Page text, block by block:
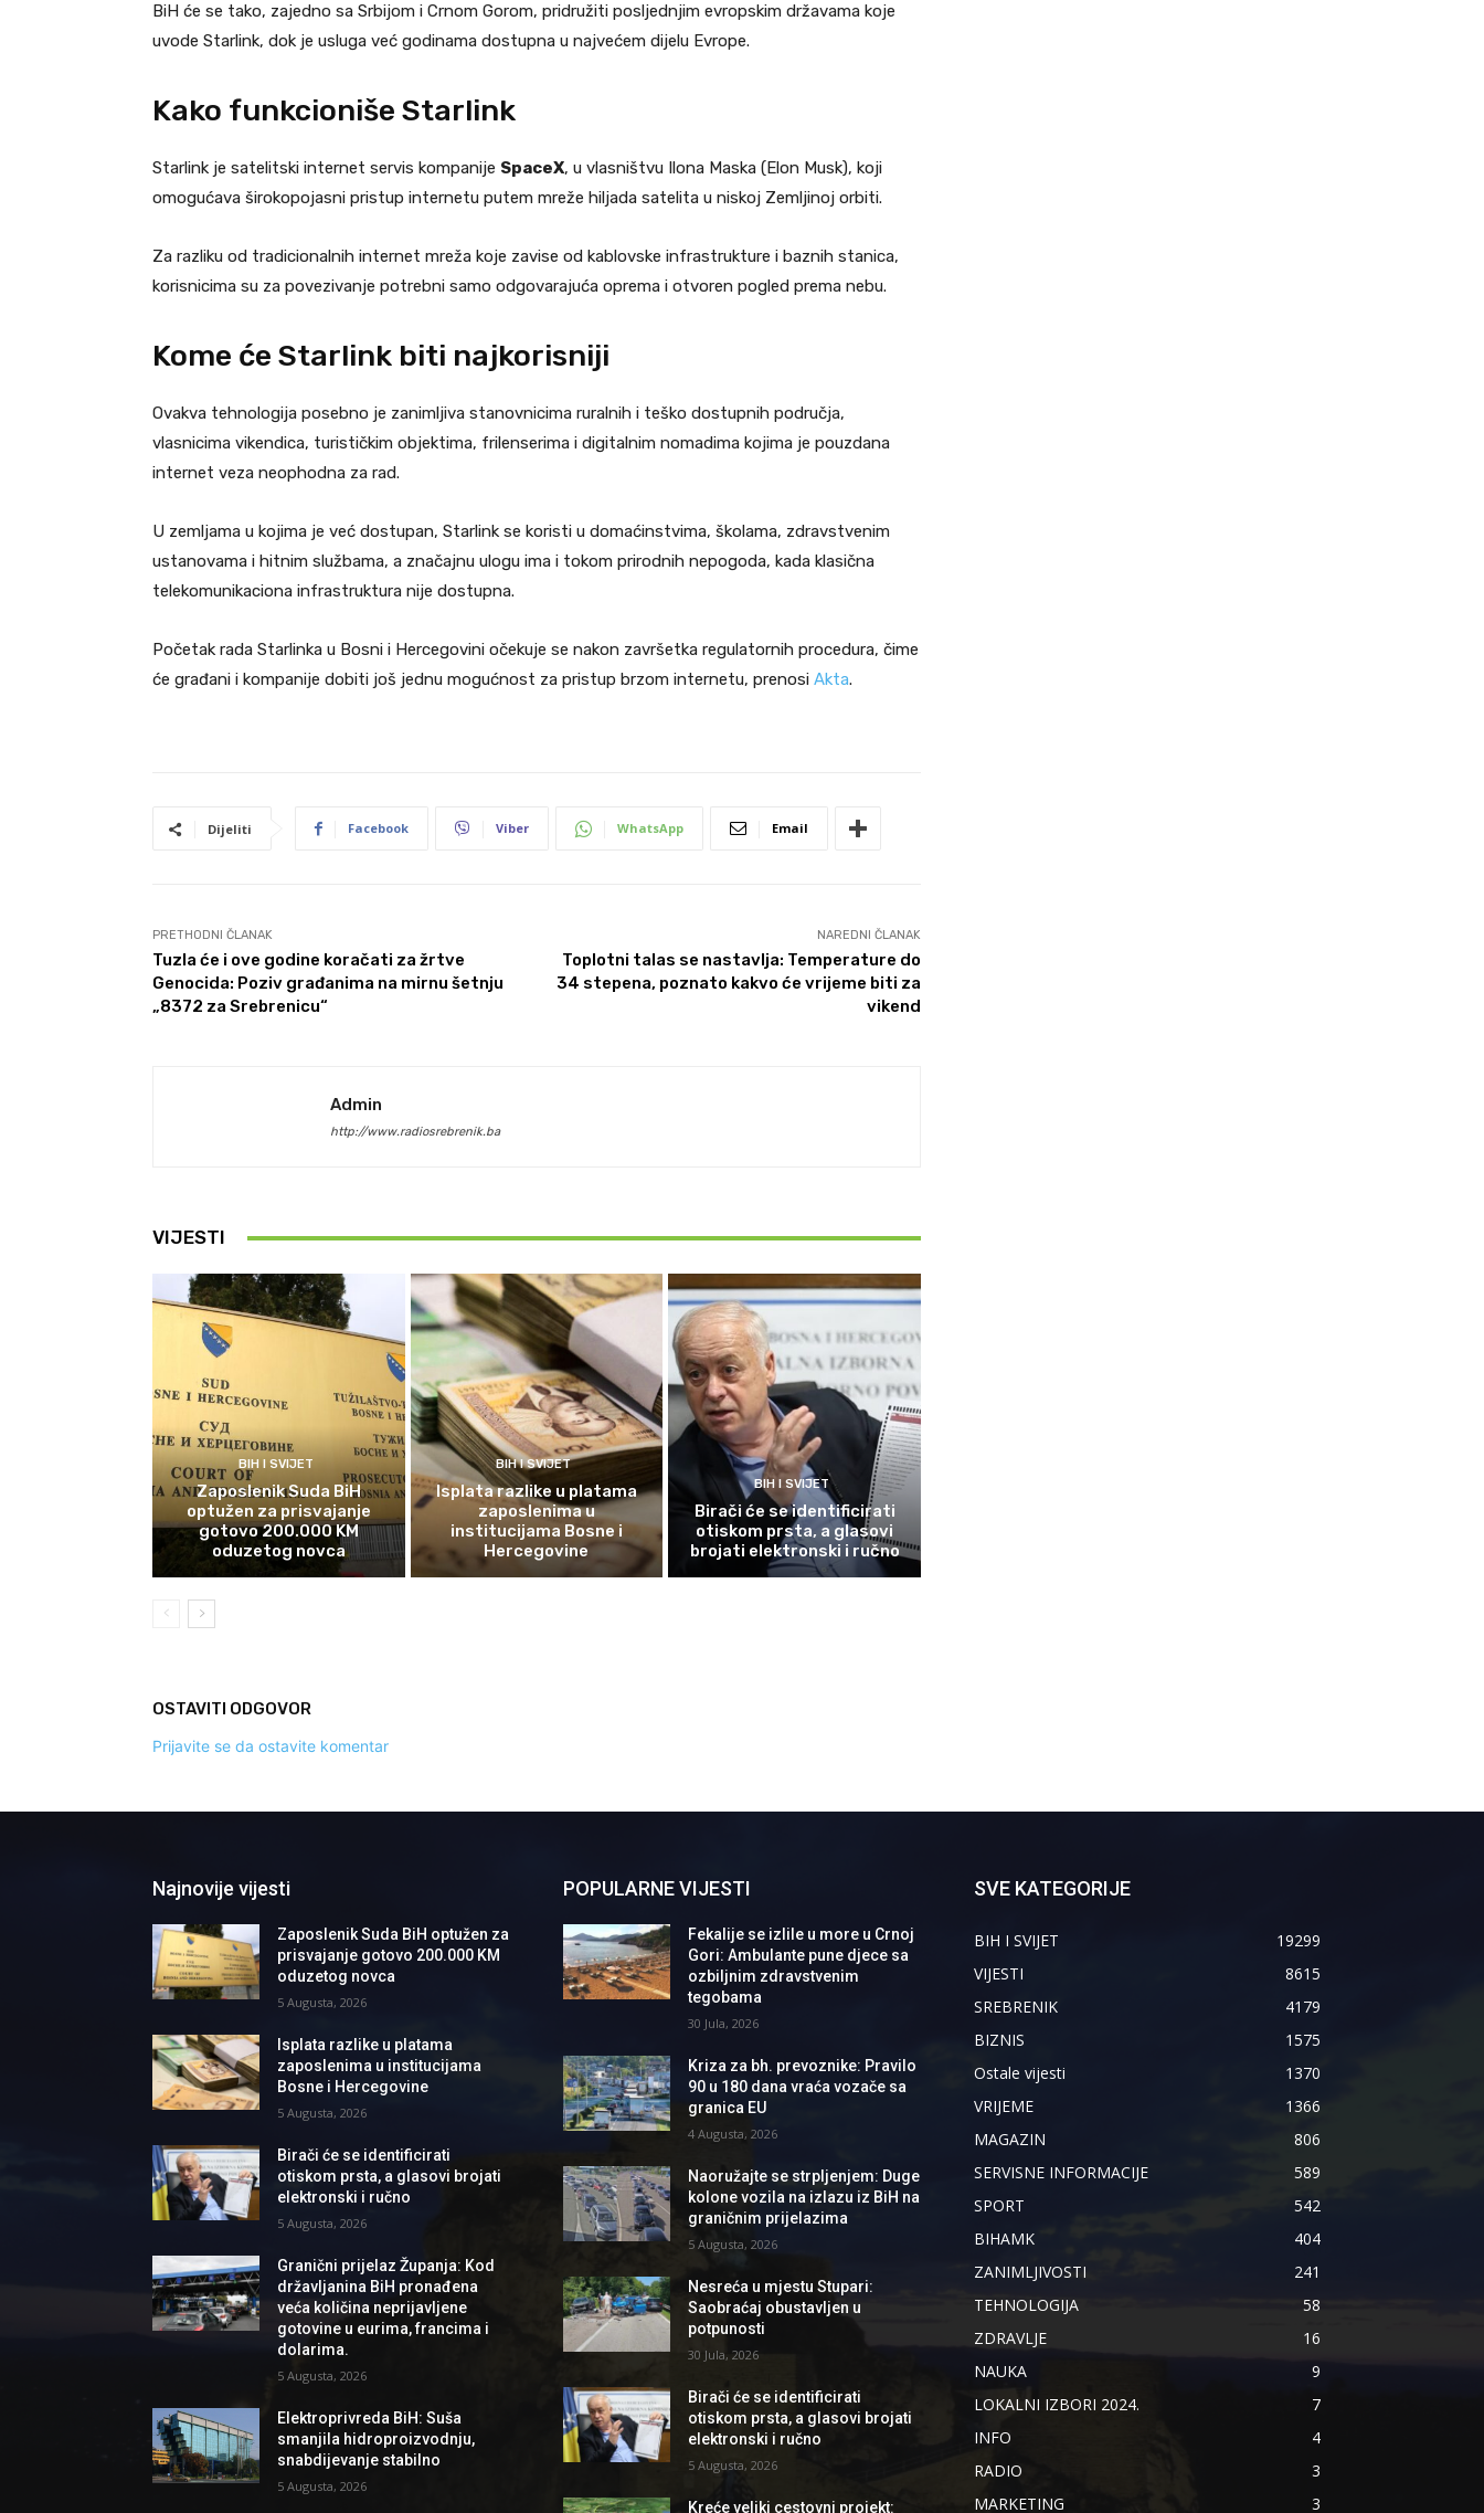
BiH će se tako, zajedno sa Srbijom i Crnom Gorom, pridružiti posljednjim evropskim državama koje
uvode Starlink, dok je usluga već godinama dostupna u najvećem dijelu Evrope.
Kako funkcioniše Starlink
Starlink je satelitski internet servis kompanije SpaceX, u vlasništvu Ilona Maska (Elon Musk), koji
omogućava širokopojasni pristup internetu putem mreže hiljada satelita u niskoj Zemljinoj orbiti.
Za razliku od tradicionalnih internet mreža koje zavise od kablovske infrastrukture i baznih stanica,
korisnicima su za povezivanje potrebni samo odgovarajuća oprema i otvoren pogled prema nebu.
Kome će Starlink biti najkorisniji
Ovakva tehnologija posebno je zanimljiva stanovnicima ruralnih i teško dostupnih područja,
vlasnicima vikendica, turističkim objektima, frilenserima i digitalnim nomadima kojima je pouzdana
internet veza neophodna za rad.
U zemljama u kojima je već dostupan, Starlink se koristi u domaćinstvima, školama, zdravstvenim
ustanovama i hitnim službama, a značajnu ulogu ima i tokom prirodnih nepogoda, kada klasična
telekomunikaciona infrastruktura nije dostupna.
Početak rada Starlinka u Bosni i Hercegovini očekuje se nakon završetka regulatornih procedura, čime
će građani i kompanije dobiti još jednu mogućnost za pristup brzom internetu, prenosi Akta.
Dijeliti Facebook Viber WhatsApp Email
PRETHODNI ČLANAK
Tuzla će i ove godine koračati za žrtve
Genocida: Poziv građanima na mirnu šetnju
„8372 za Srebrenicu“
NAREDNI ČLANAK
Toplotni talas se nastavlja: Temperature do
34 stepena, poznato kakvo će vrijeme biti za
vikend
Admin
http://www.radiosrebrenik.ba
VIJESTI
BIH I SVIJET
Zaposlenik Suda BiH
optužen za prisvajanje
gotovo 200.000 KM
oduzetog novca
BIH I SVIJET
Isplata razlike u platama
zaposlenima u
institucijama Bosne i
Hercegovine
BIH I SVIJET
Birači će se identificirati
otiskom prsta, a glasovi
brojati elektronski i ručno
OSTAVITI ODGOVOR
Prijavite se da ostavite komentar
Najnovije vijesti
Zaposlenik Suda BiH optužen za
prisvajanje gotovo 200.000 KM
oduzetog novca
5 Augusta, 2026
Isplata razlike u platama
zaposlenima u institucijama
Bosne i Hercegovine
5 Augusta, 2026
Birači će se identificirati
otiskom prsta, a glasovi brojati
elektronski i ručno
5 Augusta, 2026
Granični prijelaz Županja: Kod
državljanina BiH pronađena
veća količina neprijavljene
gotovine u eurima, francima i
dolarima.
5 Augusta, 2026
Elektroprivreda BiH: Suša
smanjila hidroproizvodnju,
snabdijevanje stabilno
5 Augusta, 2026
POPULARNE VIJESTI
Fekalije se izlile u more u Crnoj
Gori: Ambulante pune djece sa
ozbiljnim zdravstvenim
tegobama
30 Jula, 2026
Kriza za bh. prevoznike: Pravilo
90 u 180 dana vraća vozače sa
granica EU
4 Augusta, 2026
Naoružajte se strpljenjem: Duge
kolone vozila na izlazu iz BiH na
graničnim prijelazima
5 Augusta, 2026
Nesreća u mjestu Stupari:
Saobraćaj obustavljen u
potpunosti
30 Jula, 2026
Birači će se identificirati
otiskom prsta, a glasovi brojati
elektronski i ručno
5 Augusta, 2026
Kreće veliki cestovni projekt:
SVE KATEGORIJE
BIH I SVIJET
19299
VIJESTI
8615
SREBRENIK
4179
BIZNIS
1575
Ostale vijesti
1370
VRIJEME
1366
MAGAZIN
806
SERVISNE INFORMACIJE
589
SPORT
542
BIHAMK
404
ZANIMLJIVOSTI
241
TEHNOLOGIJA
58
ZDRAVLJE
16
NAUKA
9
LOKALNI IZBORI 2024.
7
INFO
4
RADIO
3
MARKETING
3